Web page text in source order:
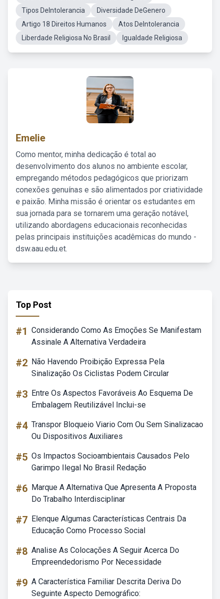
Tipos DeIntolerancia
Diversidade DeGenero
Artigo 18 Direitos Humanos
Atos DeIntolerancia
Liberdade Religiosa No Brasil
Igualdade Religiosa
Emelie
Como mentor, minha dedicação é total ao
desenvolvimento dos alunos no ambiente escolar,
empregando métodos pedagógicos que priorizam
conexões genuínas e são alimentados por criatividade
e paixão. Minha missão é orientar os estudantes em
sua jornada para se tornarem uma geração notável,
utilizando abordagens educacionais reconhecidas
pelas principais instituições acadêmicas do mundo -
dsw.aau.edu.et.
Top Post
#1 Considerando Como As Emoções Se Manifestam
Assinale A Alternativa Verdadeira
#2 Não Havendo Proibição Expressa Pela
Sinalização Os Ciclistas Podem Circular
#3 Entre Os Aspectos Favoráveis Ao Esquema De
Embalagem Reutilizável Inclui-se
#4 Transpor Bloqueio Viario Com Ou Sem Sinalizacao
Ou Dispositivos Auxiliares
#5 Os Impactos Socioambientais Causados Pelo
Garimpo Ilegal No Brasil Redação
#6 Marque A Alternativa Que Apresenta A Proposta
Do Trabalho Interdisciplinar
#7 Elenque Algumas Características Centrais Da
Educação Como Processo Social
#8 Analise As Colocações A Seguir Acerca Do
Empreendedorismo Por Necessidade
#9 A Característica Familiar Descrita Deriva Do
Seguinte Aspecto Demográfico: